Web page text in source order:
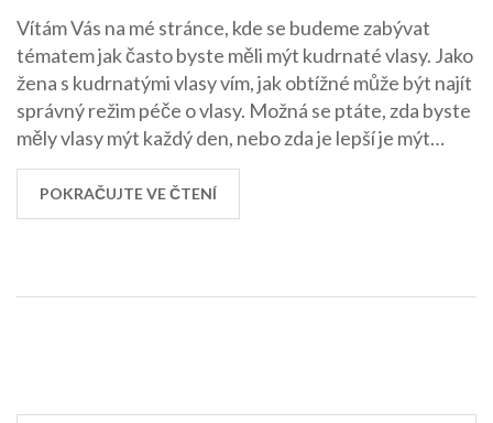
Vítám Vás na mé stránce, kde se budeme zabývat
tématem jak často byste měli mýt kudrnaté vlasy. Jako
žena s kudrnatými vlasy vím, jak obtížné může být najít
správný režim péče o vlasy. Možná se ptáte, zda byste
měly vlasy mýt každý den, nebo zda je lepší je mýt
méně často. V tomto článku se pokusím odpovědět na
všechny tyto otázky a poskytnout Vám tipy, jak se o
své kudrnaté vlasy správně starat.
POKRAČUJTE VE ČTENÍ